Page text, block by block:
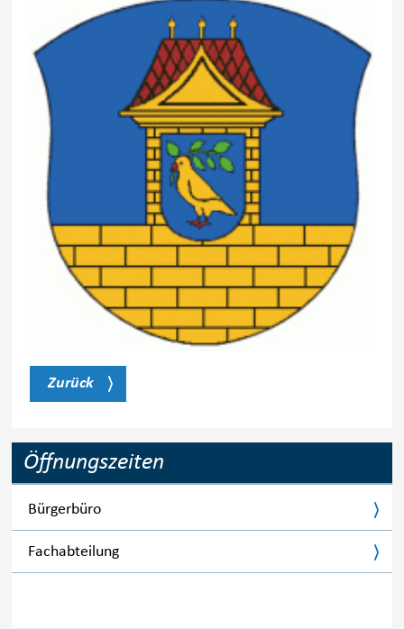
Zurück
Öffnungszeiten
Bürgerbüro
Fachabteilung